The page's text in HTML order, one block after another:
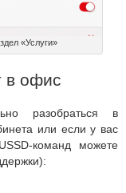
«Услуги»
в офис
разобраться в
или если у вас
команд можете